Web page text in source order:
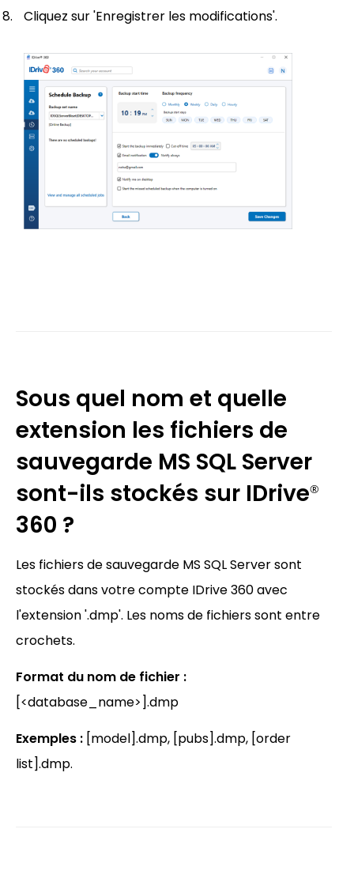
Cliquez sur 'Enregistrer les modifications'.
Sous quel nom et quelle
extension les fichiers de
sauvegarde MS SQL Server
sont-ils stockés sur IDrive®
360 ?
Les fichiers de sauvegarde MS SQL Server sont
stockés dans votre compte IDrive 360 avec
l'extension '.dmp'. Les noms de fichiers sont entre
crochets.
Format du nom de fichier :
[<database_name>].dmp
Exemples : [model].dmp, [pubs].dmp, [order
list].dmp.